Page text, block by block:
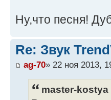
Ну,что песня!
Re: Звук
ag-70» 22 ноя 2013,
master-kostya